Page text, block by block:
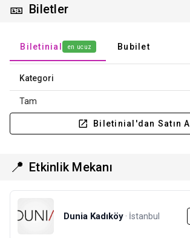
🎫 Biletler
Biletinial en ucuz Bubilet
Kategori
Tam
Biletinial'dan Satın Al
📍 Etkinlik Mekanı
Dunia Kadıköy · İstanbul